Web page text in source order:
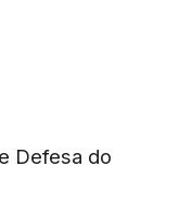
Defesa do